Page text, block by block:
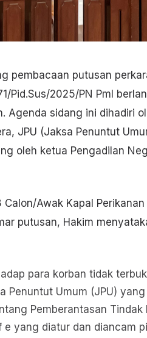
pembacaan putusan
Pid.Sus/2025/PN Pml
Agenda sidang ini dihadiri
JPU (Jaksa Penuntut
oleh ketua Pengadilan
Awak Kapal
putusan, Hakim
para korban tidak
Penuntut Umum (JPU)
Pemberantasan
yang diatur dan diancam